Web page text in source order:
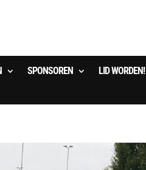
SPONSOREN LID WORDEN!